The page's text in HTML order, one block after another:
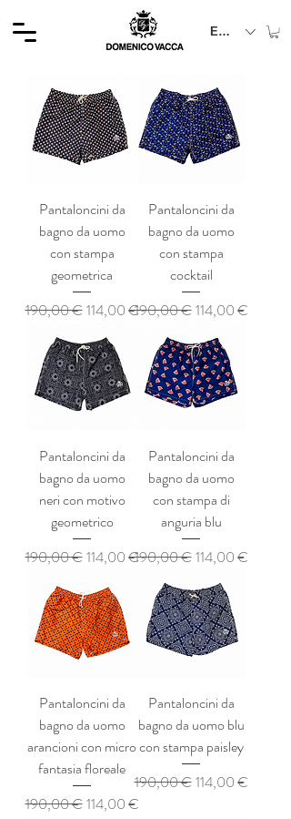
EUR (€)
Pantaloncini da
bagno da uomo
con stampa
geometrica
Prezzo regolare
190,00 €Prezzo scontato
114,00 €
Pantaloncini da
bagno da uomo
con stampa
cocktail
Prezzo regolare
190,00 €Prezzo scontato
114,00 €
Pantaloncini da
bagno da uomo
neri con motivo
geometrico
Prezzo regolare
190,00 €Prezzo scontato
114,00 €
Pantaloncini da
bagno da uomo
con stampa di
anguria blu
Prezzo regolare
190,00 €Prezzo scontato
114,00 €
Pantaloncini da
bagno da uomo
arancioni con micro
fantasia floreale
Prezzo regolare
190,00 €Prezzo scontato
114,00 €
Pantaloncini da
bagno da uomo blu
con stampa paisley
Prezzo regolare
190,00 €Prezzo scontato
114,00 €